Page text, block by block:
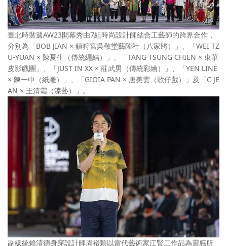
臺北時裝週AW23開幕秀由7組時尚設計師結合工藝師的跨界合作，
分別為「BOB JIAN × 鎮狩宮吳敬堂藝陣社（八家將）」、「WEI TZ
U-YUAN × 陳夏生（傳統繩結）」、「TANG TSUNG CHIEN × 東華
皮影戲團」、「JUST IN XX × 莊武男（傳統彩繪）」、「YEN LINE
× 陳一中（紙雕）」、「GIOIA PAN × 唐美雲（歌仔戲）」及「C JE
AN × 王清霜（漆藝）」。
副總統賴清德身穿設計師周裕穎以當代藝術家江賢二作品為靈感所